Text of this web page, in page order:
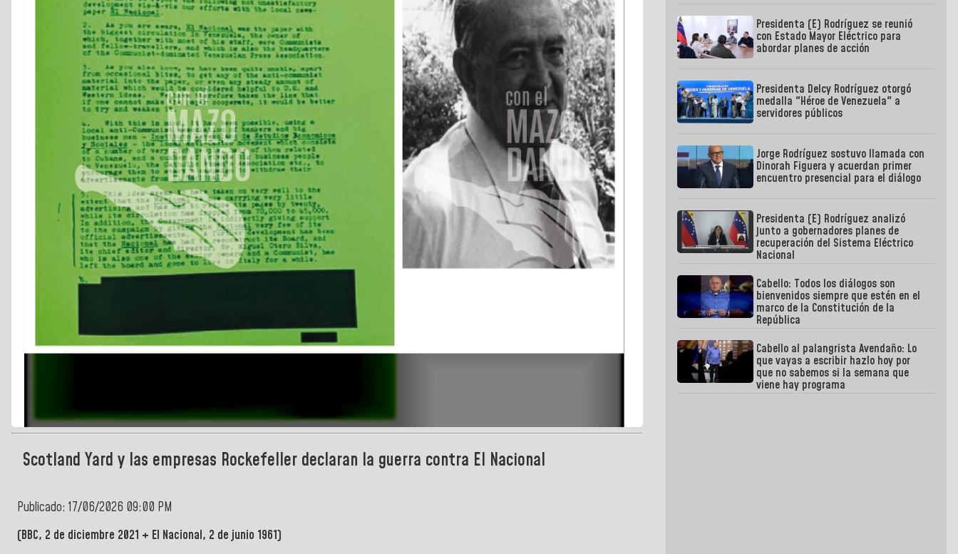
Scotland Yard y las empresas Rockefeller declaran la guerra contra El Nacional
Publicado: 17/06/2026 09:00 PM
(BBC, 2 de diciembre 2021 + El Nacional, 2 de junio 1961)
Presidenta (E) Rodríguez se reunió
con Estado Mayor Eléctrico para
abordar planes de acción
Presidenta Delcy Rodríguez otorgó
medalla "Héroe de Venezuela" a
servidores públicos
Jorge Rodríguez sostuvo llamada con
Dinorah Figuera y acuerdan primer
encuentro presencial para el diálogo
Presidenta (E) Rodríguez analizó
junto a gobernadores planes de
recuperación del Sistema Eléctrico
Nacional
Cabello: Todos los diálogos son
bienvenidos siempre que estén en el
marco de la Constitución de la
República
Cabello al palangrista Avendaño: Lo
que vayas a escribir hazlo hoy por
que no sabemos si la semana que
viene hay programa